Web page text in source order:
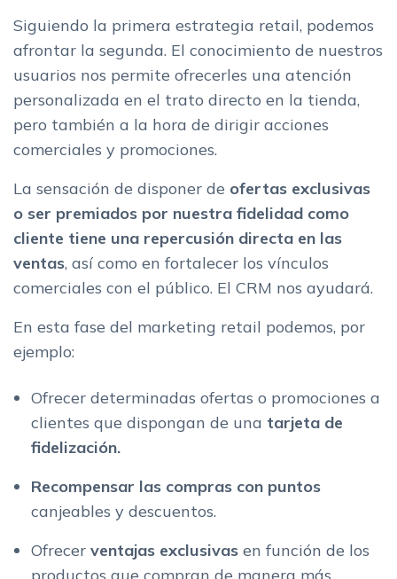
Siguiendo la primera estrategia retail, podemos
afrontar la segunda. El conocimiento de nuestros
usuarios nos permite ofrecerles una atención
personalizada en el trato directo en la tienda,
pero también a la hora de dirigir acciones
comerciales y promociones.
La sensación de disponer de ofertas exclusivas
o ser premiados por nuestra fidelidad como
cliente tiene una repercusión directa en las
ventas, así como en fortalecer los vínculos
comerciales con el público. El CRM nos ayudará.
En esta fase del marketing retail podemos, por
ejemplo:
Ofrecer determinadas ofertas o promociones a
clientes que dispongan de una tarjeta de
fidelización.
Recompensar las compras con puntos
canjeables y descuentos.
Ofrecer ventajas exclusivas en función de los
productos que compran de manera más